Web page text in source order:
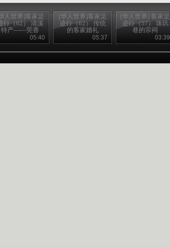
人世界]客家足
行（62） 清溪
特产——莞香
2013062505:40
[华人世界]客家足
迹行（62） 传统
的客家婚礼
2013062505:37
[华人世界] 客家足
迹行（57） 珠玑
巷的宗祠
2013061803:39